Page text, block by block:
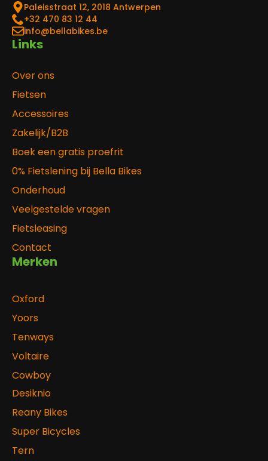
Paleisstraat 12, 2018 Antwerpen
‎+32 470 83 12 44
info@bellabikes.be
Links
Over ons
Fietsen
Accessoires
Zakelijk/B2B
Boek een gratis proefrit
0% Fietslening bij Bella Bikes
Onderhoud
Veelgestelde vragen
Fietsleasing
Contact
Merken
Oxford
Yoors
Tenways
Voltaire
Cowboy
Desiknio
Reany Bikes
Super Bicycles
Tern